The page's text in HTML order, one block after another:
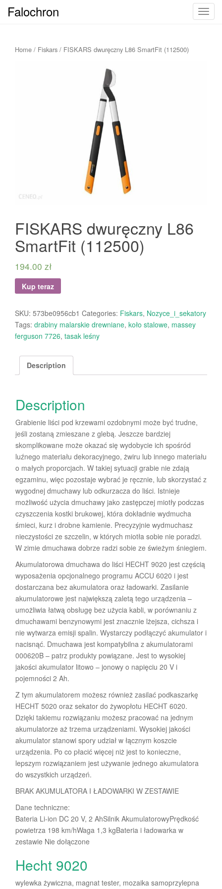
T
Falochron
Home / Fiskars / FISKARS dwuręczny L86 SmartFit (112500)
FISKARS dwuręczny L86
SmartFit (112500)
194.00 zł
Kup teraz
SKU: 573be0956cb1 Categories: Fiskars, Nozyce_i_sekatory
Tags: drabiny malarskie drewniane, koło stalowe, massey
ferguson 7726, tasak leśny
Description
Description
Grabienie liści pod krzewami ozdobnymi może być trudne,
jeśli zostaną zmieszane z glebą. Jeszcze bardziej
skomplikowane może okazać się wydobycie ich spośród
luźnego materiału dekoracyjnego, żwiru lub innego materiału
o małych proporcjach. W takiej sytuacji grabie nie zdają
egzaminu, więc pozostaje wybrać je ręcznie, lub skorzystać z
wygodnej dmuchawy lub odkurzacza do liści. Istnieje
możliwość użycia dmuchawy jako zastępczej miotły podczas
czyszczenia kostki brukowej, która dokładnie wydmucha
śmieci, kurz i drobne kamienie. Precyzyjnie wydmuchasz
nieczystości ze szczelin, w których miotła sobie nie poradzi.
W zimie dmuchawa dobrze radzi sobie ze świeżym śniegiem.
Akumulatorowa dmuchawa do liści HECHT 9020 jest częścią
wyposażenia opcjonalnego programu ACCU 6020 i jest
dostarczana bez akumulatora oraz ładowarki. Zasilanie
akumulatorowe jest największą zaletą tego urządzenia –
umożliwia łatwą obsługę bez użycia kabli, w porównaniu z
dmuchawami benzynowymi jest znacznie lżejsza, cichsza i
nie wytwarza emisji spalin. Wystarczy podłączyć akumulator i
nacisnąć. Dmuchawa jest kompatybilna z akumulatorami
000620B – patrz produkty powiązane. Jest to wysokiej
jakości akumulator litowo – jonowy o napięciu 20 V i
pojemności 2 Ah.
Z tym akumulatorem możesz również zasilać podkaszarkę
HECHT 5020 oraz sekator do żywopłotu HECHT 6020.
Dzięki takiemu rozwiązaniu możesz pracować na jednym
akumulatorze aż trzema urządzeniami. Wysokiej jakości
akumulator stanowi spory udział w łącznym koszcie
urządzenia. Po co płacić więcej niż jest to konieczne,
lepszym rozwiązaniem jest używanie jednego akumulatora
do wszystkich urządzeń.
BRAK AKUMULATORA I ŁADOWARKI W ZESTAWIE
Dane techniczne:
Bateria Li-ion DC 20 V, 2 AhSilnik AkumulatorowyPrędkość
powietrza 198 km/hWaga 1,3 kgBateria i ładowarka w
zestawie Nie dołączone
Hecht 9020
wylewka żywiczna, magnat tester, mozaika samoprzylepna